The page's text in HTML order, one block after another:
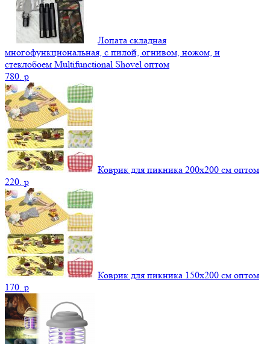
Лопата складная
многофункциональная, с пилой, огнивом, ножом, и
стеклобоем Multifunctional Shovel оптом
780. p
Коврик для пикника 200х200 см оптом
220. p
Коврик для пикника 150х200 см оптом
170. p